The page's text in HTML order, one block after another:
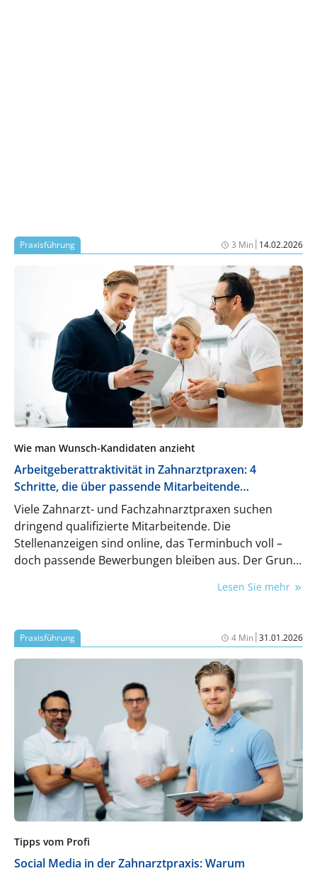
Praxisführung 3 Min| 14.02.2026
Wie man Wunsch-Kandidaten anzieht
Arbeitgeberattraktivität in Zahnarztpraxen: 4
Schritte, die über passende Mitarbeitende
entscheiden
Viele Zahnarzt- und Fachzahnarztpraxen suchen
dringend qualifizierte Mitarbeitende. Die
Stellenanzeigen sind online, das Terminbuch voll –
doch passende Bewerbungen bleiben aus. Der Grund
Praxis ist als Arbeitgeber schlicht nicht sichtbar oder
anzuziehen.
Lesen Sie mehr
Praxisführung 4 Min|31.01.2026
Tipps vom Profi
Social Media in der Zahnarztpraxis: Warum